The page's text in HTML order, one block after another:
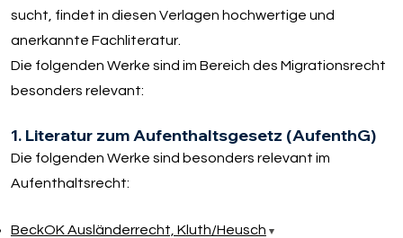
sucht, findet in diesen Verlagen hochwertige und
anerkannte Fachliteratur.
Die folgenden Werke sind im Bereich des Migrationsrecht
besonders relevant:
1. Literatur zum Aufenthaltsgesetz (AufenthG)
Die folgenden Werke sind besonders relevant im
Aufenthaltsrecht:
BeckOK Ausländerrecht, Kluth/​Heusch